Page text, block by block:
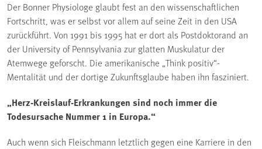
Der Bonner Physiologe glaubt fest an den wissenschaftlichen
Fortschritt, was er selbst vor allem auf seine Zeit in den USA
zurückführt. Von 1991 bis 1995 hat er dort als Postdoktorand an
der University of Pennsylvania zur glatten Muskulatur der
Atemwege geforscht. Die amerikanische „Think positiv“-
Mentalität und der dortige Zukunftsglaube haben ihn fasziniert.
„Herz-Kreislauf-Erkrankungen sind noch immer die
Todesursache Nummer 1 in Europa.“
Auch wenn sich Fleischmann letztlich gegen eine Karriere in den